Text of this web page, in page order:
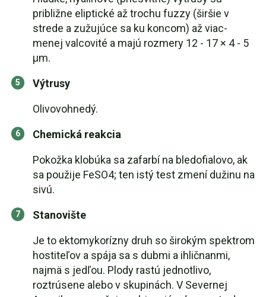
približne eliptické až trochu fuzzy (širšie v
strede a zužujúce sa ku koncom) až viac-
menej valcovité a majú rozmery 12 - 17 × 4 - 5
μm.
Výtrusy
Olivovohnedý.
Chemická reakcia
Pokožka klobúka sa zafarbí na bledofialovo, ak
sa použije FeSO4; ten istý test zmení dužinu na
sivú.
Stanovište
Je to ektomykorízny druh so širokým spektrom
hostiteľov a spája sa s dubmi a ihličnanmi,
najmä s jedľou. Plody rastú jednotlivo,
roztrúsene alebo v skupinách. V Severnej